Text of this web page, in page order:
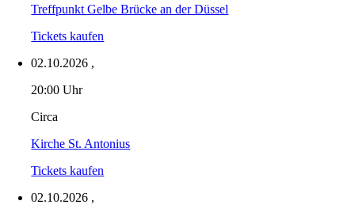
Treffpunkt Gelbe Brücke an der Düssel
Tickets kaufen
02.10.2026 ,
20:00 Uhr
Circa
Kirche St. Antonius
Tickets kaufen
02.10.2026 ,